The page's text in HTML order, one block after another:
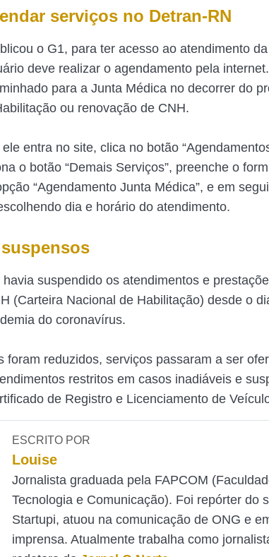
serviços no Detran-RN
o G1, para ter acesso ao atendimento
deve realizar o agendamento pela
para a Junta Médica no decorrer do
ou renovação de CNH.
entra no site, clica no botão
o botão “Demais Serviços”, preenche o
“Agendamento Junta Médica”, e em
dia e horário do atendimento.
suspendido os atendimentos e
(Carteira Nacional de Habilitação) desde o
do coronavírus.
foram reduzidos, serviços passaram a ser
restritos em casos inadiáveis e
de Registro e Licenciamento de
ESCRITO POR
Louise
Jornalista graduada pela FAPCOM
Tecnologia e Comunicação). Foi repórter do
Startupi, atuou na comunicação de ONG e
imprensa. Atualmente trabalha como